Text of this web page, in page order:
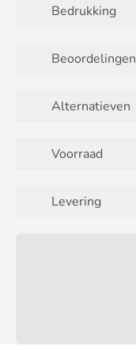
Bedrukking
Beoordelingen
Alternatieven
Voorraad
Levering